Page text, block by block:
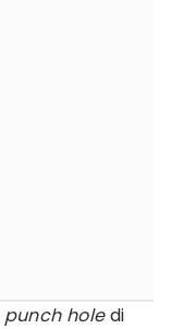
punch holedi